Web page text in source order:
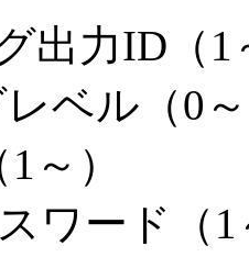
出力ID（1
ベル（0
～）
ワード（